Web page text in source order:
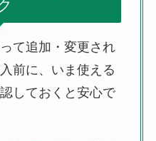
て追加・変更され
前に、いま使える
しておくと安心で